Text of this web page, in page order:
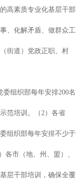
高素质专业化基层干部
、化解矛盾、做群众工
街道）党政正职、村
组织部每年安排200名
范培训。（2）各省
组织部每年安排不少于
各市（地、州、盟）、
层干部培训，确保全覆